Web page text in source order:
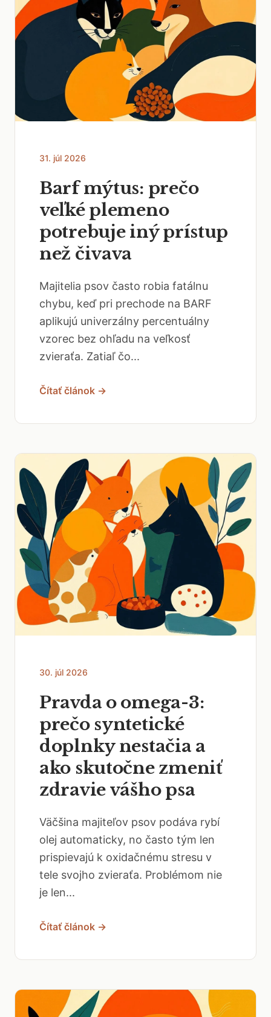
31. júl 2026
Barf mýtus: prečo
veľké plemeno
potrebuje iný prístup
než čivava
Majitelia psov často robia fatálnu
chybu, keď pri prechode na BARF
aplikujú univerzálny percentuálny
vzorec bez ohľadu na veľkosť
zvieraťa. Zatiaľ čo...
Čítať článok →
30. júl 2026
Pravda o omega-3:
prečo syntetické
doplnky nestačia a
ako skutočne zmeniť
zdravie vášho psa
Väčšina majiteľov psov podáva rybí
olej automaticky, no často tým len
prispievajú k oxidačnému stresu v
tele svojho zvieraťa. Problémom nie
je len...
Čítať článok →